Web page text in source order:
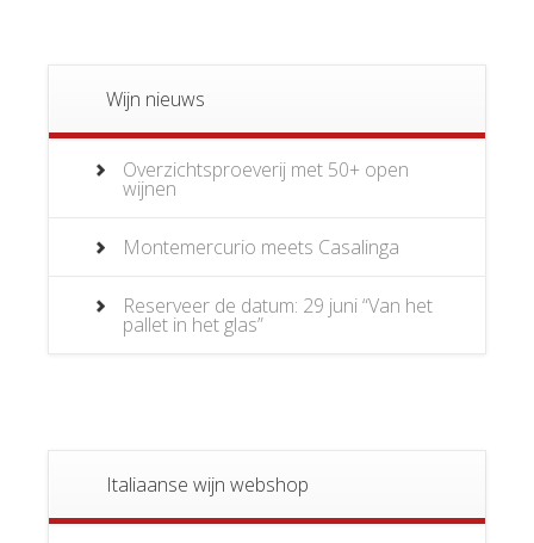
Wijn nieuws
Overzichtsproeverij met 50+ open
wijnen
Montemercurio meets Casalinga
Reserveer de datum: 29 juni “Van het
pallet in het glas”
Italiaanse wijn webshop